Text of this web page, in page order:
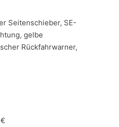
Seitenschieber, SE-
gelbe
Rückfahrwarner,